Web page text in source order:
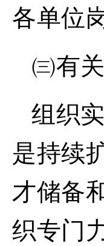
各单位
㈢有
组织
是持续
才储备
织专门